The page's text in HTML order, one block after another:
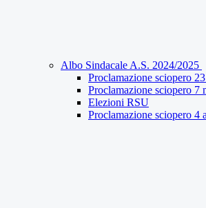
Albo Sindacale A.S. 2024/2025
Proclamazione sciopero
Proclamazione sciopero 7
Elezioni RSU
Proclamazione sciopero 4